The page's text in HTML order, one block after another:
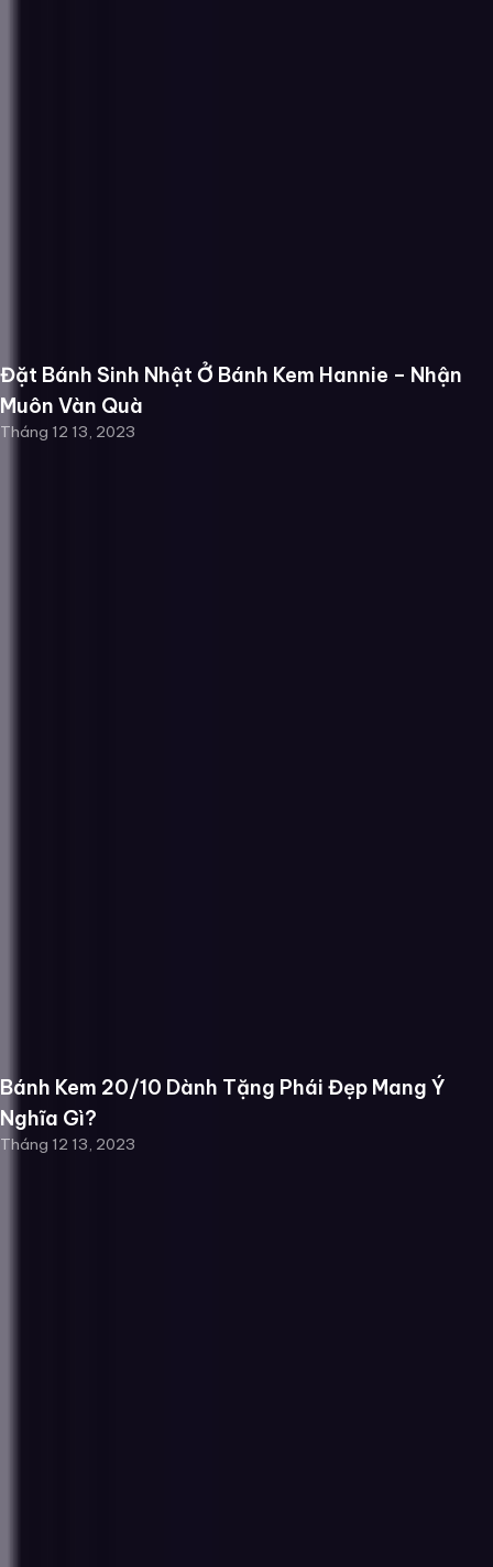
Đặt Bánh Sinh Nhật Ở Bánh Kem Hannie – Nhận
Muôn Vàn Quà
Tháng 12 13, 2023
Bánh Kem 20/10 Dành Tặng Phái Đẹp Mang Ý
Nghĩa Gì?
Tháng 12 13, 2023